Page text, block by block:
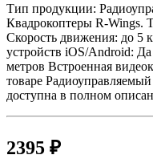
Тип продукции:
Квадрокоптеры R-Wings.
Скорость движения: до 5
устройств iOS/Android:
метров Встроенная
товаре
доступна в полном
2395 ₽